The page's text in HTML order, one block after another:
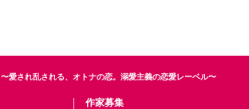
〜愛され乱される、オトナの恋。溺愛主義の恋愛レーベル〜
作家募集